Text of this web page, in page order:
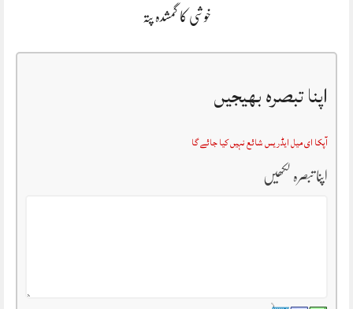
خوشی کا گمشدہ پتہ
اپنا تبصرہ بھیجیں
آپکا ای میل ایڈریس شائع نہیں کیا جائے گا
اپنا تبصرہ لکھیں